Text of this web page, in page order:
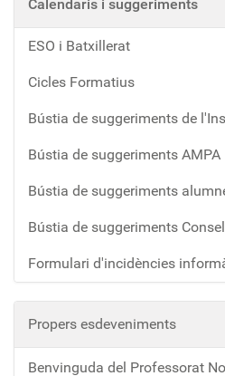
Calendaris i suggeriments
ESO i Batxillerat
Cicles Formatius
Bústia de suggeriments de
Bústia de suggeriments AMPA
Bústia de suggeriments
Bústia de suggeriments
Formulari d'incidències
Propers esdeveniments
Benvinguda del Professorat